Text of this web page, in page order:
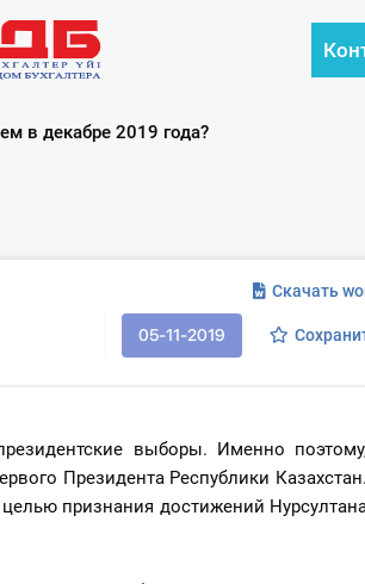
в декабре 2019 года?
Скачать
05-11-2019
выборы. Именно
Президента Республики Казахстан.
признания достижений